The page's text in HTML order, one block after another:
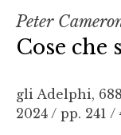
Peter
Cose che
gli Adelphi, 688
2024 / pp. 241 /